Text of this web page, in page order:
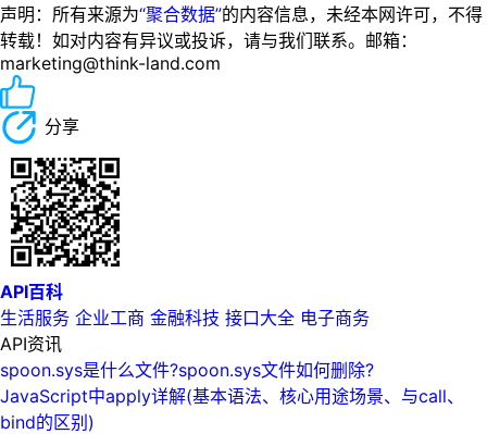
声明：所有来源为“聚合数据”的内容信息，未经本网许可，不得
转载！如对内容有异议或投诉，请与我们联系。邮箱：
marketing@think-land.com
分享
API百科
生活服务 企业工商 金融科技 接口大全 电子商务
API资讯
spoon.sys是什么文件?spoon.sys文件如何删除?
JavaScript中apply详解(基本语法、核心用途场景、与call、
bind的区别)